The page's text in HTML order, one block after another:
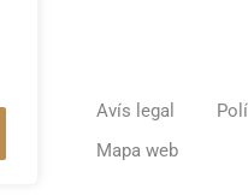
Avís legal
Mapa web